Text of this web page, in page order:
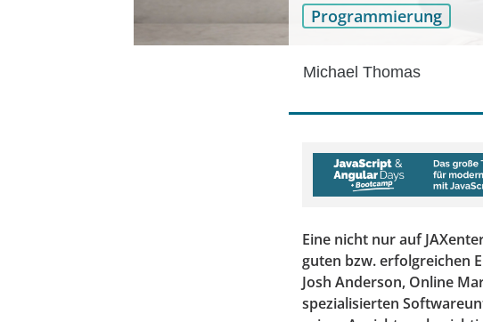
Programmierung
Michael Thomas
Eine nicht nur auf
guten bzw. erfolgreichen
Josh Anderson, Online
spezialisierten